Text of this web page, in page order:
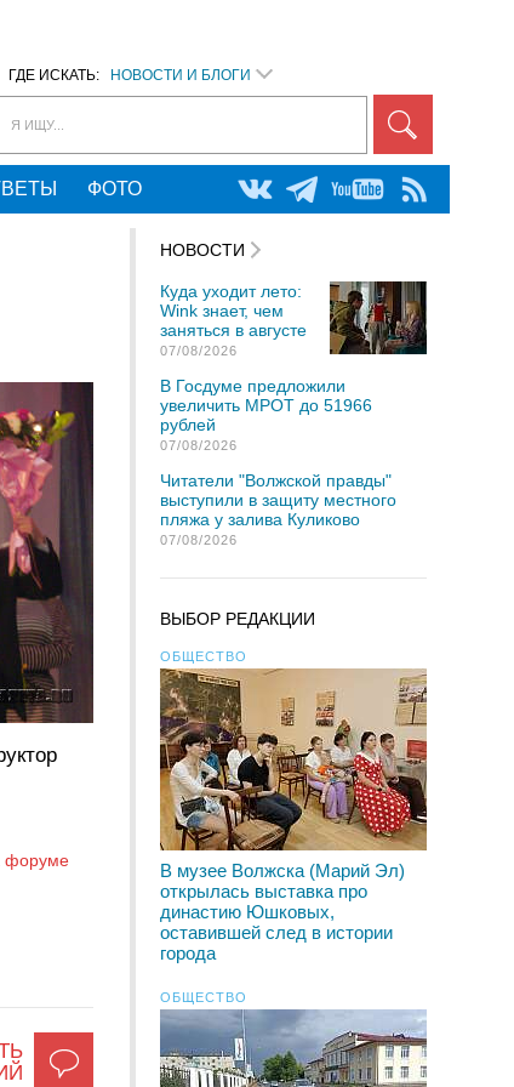
ГДЕ ИСКАТЬ: НОВОСТИ И БЛОГИ
Я ИЩУ...
ФОТО
форуме
НОВОСТИ
Куда уходит лето:
Wink знает, чем
заняться в августе
07/08/2026
В Госдуме предложили
увеличить МРОТ до 51966
рублей
07/08/2026
Читатели "Волжской правды"
выступили в защиту местного
пляжа у залива Куликово
07/08/2026
ВЫБОР РЕДАКЦИИ
ОБЩЕСТВО
В музее Волжска (Марий Эл)
открылась выставка про
династию Юшковых,
оставившей след в истории
города
ОБЩЕСТВО